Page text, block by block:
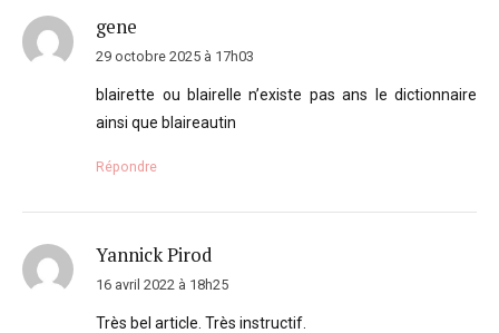
gene
29 octobre 2025 à 17h03
blairette ou blairelle n’existe pas ans le dictionnaire
ainsi que blaireautin
Répondre
Yannick Pirod
16 avril 2022 à 18h25
Très bel article. Très instructif.